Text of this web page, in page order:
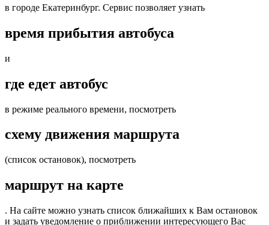
в городе Екатеринбург. Сервис позволяет узнать
время прибытия автобуса
и
где едет автобус
в режиме реального времени, посмотреть
схему движения маршрута
(список остановок), посмотреть
маршрут на карте
. На сайте можно узнать список ближайших к Вам остановок
и задать уведомление о приближении интересующего Вас